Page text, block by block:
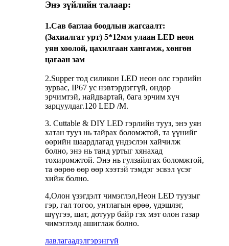
Энэ зүйлийн талаар:
1.Сав баглаа боодлын жагсаалт:
(Захиалгат урт) 5*12мм улаан LED неон
уян хоолой, цахилгаан хангамж, хөнгөн
цагаан зам
2.Supper тод силикон LED неон олс гэрлийн
зурвас, IP67 ус нэвтэрдэггүй, өндөр
эрчимтэй, найдвартай, бага эрчим хүч
зарцуулдаг.120 LED /M.
3. Cuttable & DIY LED гэрлийн тууз, энэ уян
хатан тууз нь тайрах боломжтой, та үүнийг
өөрийн шаардлагад үндэслэн хайчилж
болно, энэ нь танд уртыг хянахад
тохиромжтой. Энэ нь гулзайлгах боломжтой,
та өөрөө өөр өөр хээтэй тэмдэг эсвэл үсэг
хийж болно.
4,Олон үзэгдэлт чимэглэл,Неон LED туузыг
гэр, гал тогоо, унтлагын өрөө, үдэшлэг,
шүүгээ, шат, дотуур байр гэх мэт олон газар
чимэглэлд ашиглаж болно.
лавлагаадэлгэрэнгүй